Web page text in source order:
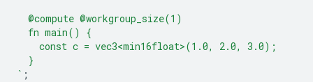
  @compute @workgroup_size(1)
  fn main() {
    const c = vec3<min16float>(1.0, 2.0, 3.0);
  }
` ;